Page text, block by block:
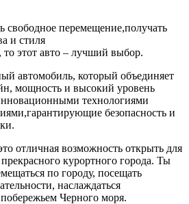
свободное перемещение,получать
и стиля
то этот авто – лучший выбор.
автомобиль, который объединяет
мощность и высокий уровень
технологиями
безопасность и
отличная возможность открыть для
прекрасного курортного города. Ты
по городу, посещать
наслаждаться
Черного моря.